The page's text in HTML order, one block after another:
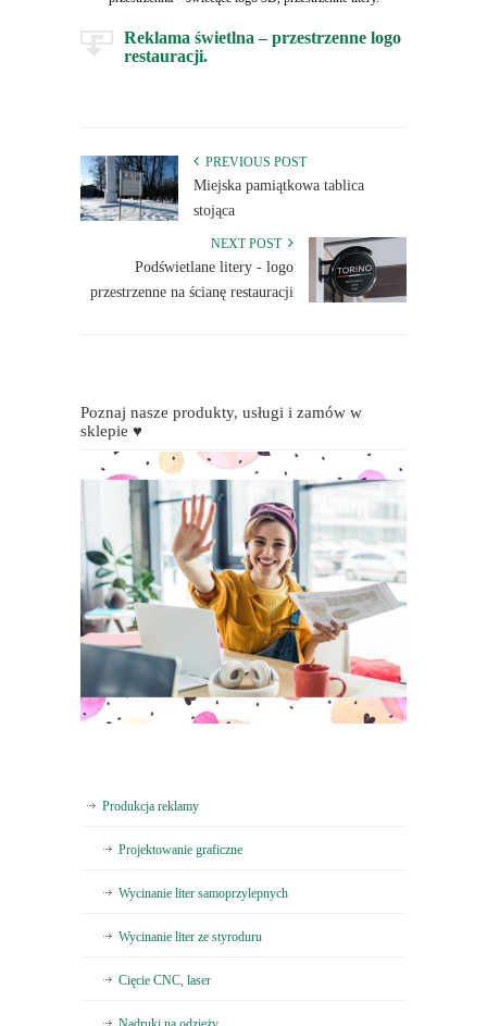
Reklama świetlna – przestrzenne logo
restauracji.
PREVIOUS POST
Miejska pamiątkowa tablica
stojąca
NEXT POST
Podświetlane litery - logo
przestrzenne na ścianę restauracji
Poznaj nasze produkty, usługi i zamów w
sklepie ♥
Produkcja reklamy
Projektowanie graficzne
Wycinanie liter samoprzylepnych
Wycinanie liter ze styroduru
Cięcie CNC, laser